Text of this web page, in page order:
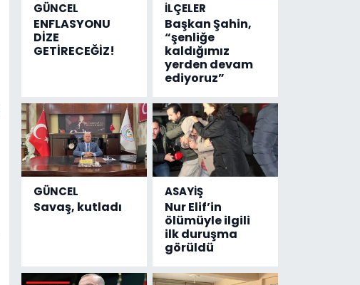
GÜNCEL
ENFLASYONU
DİZE
GETİRECEĞİZ!
İLÇELER
Başkan Şahin,
“şenliğe
kaldığımız
yerden devam
ediyoruz”
GÜNCEL
Savaş, kutladı
ASAYİŞ
Nur Elif’in
ölümüyle ilgili
ilk duruşma
görüldü